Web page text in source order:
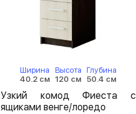
Ширина
40.2 см
Высота
120 см
Глубина
50.4 см
Узкий комод Фиеста с
ящиками венге/лоредо